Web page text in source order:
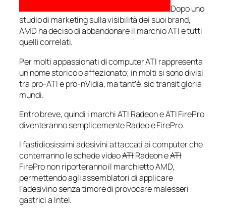
Dopo uno
studio di marketing sulla visibilità dei suoi brand,
AMD ha deciso di abbandonare il marchio ATI e tutti
quelli correlati.
Per molti appassionati di computer ATI rappresenta
un nome storico o affezionato; in molti si sono divisi
tra pro-ATI e pro-nVidia, ma tant’è, sic transit gloria
mundi.
Entro breve, quindi i marchi ATI Radeon e ATI FirePro
diventeranno semplicemente Radeo e FirePro.
I fastidiosissimi adesivini attaccati ai computer che
conterranno le schede videoATIRadeon eATI
FirePro non riporteranno il marchietto AMD,
permettendo agli assemblatori di applicare
l’adesivino senza timore di provocare malesseri
gastrici a Intel.